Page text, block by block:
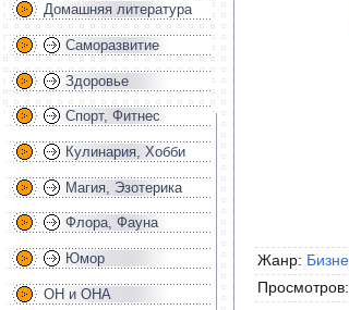
Домашняя литература
Саморазвитие
Здоровье
Спорт, Фитнес
Кулинария, Хобби
Магия, Эзотерика
Флора, Фауна
Юмор
ОН и ОНА
Жанр:
Просмотров: